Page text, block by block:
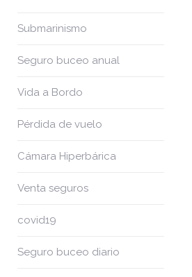
Submarinismo
Seguro buceo anual
Vida a Bordo
Pérdida de vuelo
Cámara Hiperbárica
Venta seguros
covid19
Seguro buceo diario